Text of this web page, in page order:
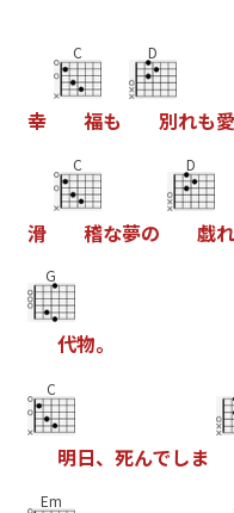
幸
C
福も
D
別れも愛
滑
C
稽な夢の
D
戯れ
G
代物。
C
明日、 死んでしま
Em